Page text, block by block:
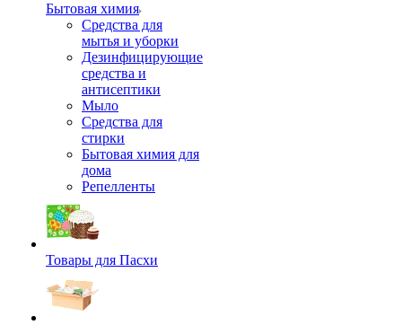
Бытовая химия
Средства для
мытья и уборки
Дезинфицирующие
средства и
антисептики
Мыло
Средства для
стирки
Бытовая химия для
дома
Репелленты
Товары для Пасхи